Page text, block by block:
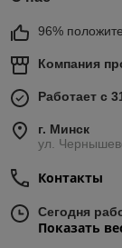
96%
Компания
Работает с
г. Минск
ул.
Контакты
Сегодня
Показать